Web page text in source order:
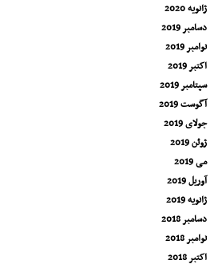
ژانویه 2020
دسامبر 2019
نوامبر 2019
اکتبر 2019
سپتامبر 2019
آگوست 2019
جولای 2019
ژوئن 2019
می 2019
آوریل 2019
ژانویه 2019
دسامبر 2018
نوامبر 2018
اکتبر 2018